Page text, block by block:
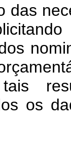
das
tais
os